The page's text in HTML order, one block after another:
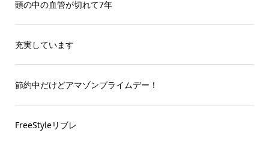
頭の中の血管が切れて7年
充実しています
節約中だけどアマゾンプライムデー！
FreeStyleリブレ